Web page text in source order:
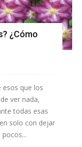
¿Cómo
esos que los
ver nada,
todas esas
solo con dejar